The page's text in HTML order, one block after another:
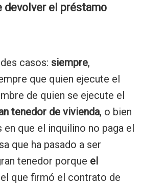
devolver el préstamo
casos: siempre,
que quien ejecute el
de quien se ejecute el
tenedor de vivienda, o bien
que el inquilino no paga el
que ha pasado a ser
tenedor porque el
que firmó el contrato de